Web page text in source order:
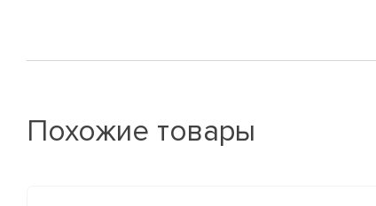
Похожие товары